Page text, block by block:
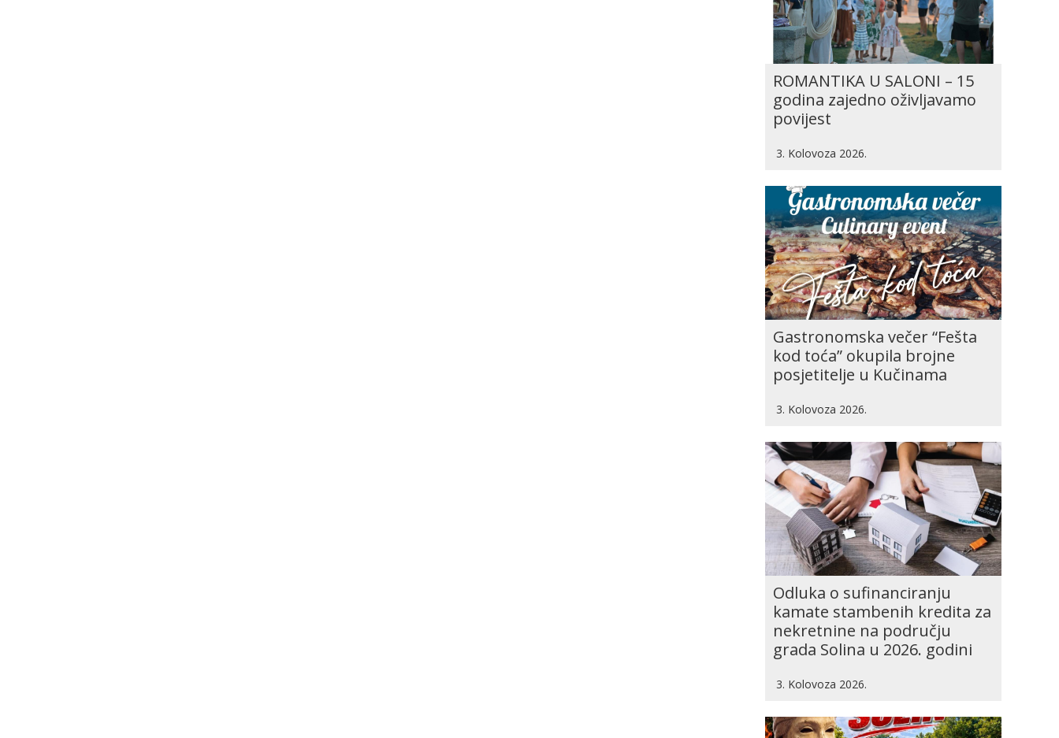
ROMANTIKA U SALONI – 15
godina zajedno oživljavamo
povijest
3. Kolovoza 2026.
Gastronomska večer “Fešta
kod toća” okupila brojne
posjetitelje u Kučinama
3. Kolovoza 2026.
Odluka o sufinanciranju
kamate stambenih kredita za
nekretnine na području
grada Solina u 2026. godini
3. Kolovoza 2026.